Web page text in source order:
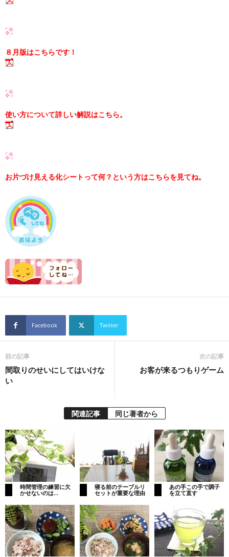
８月版はこちらです！
使い方について詳しい解説はこちら。
お片づけ見える化シートって何？という方はこちらを見てね。
Facebook Twitter
前の記事
間取りのせいにしてはいけな
い
次の記事
お客が来るつもりゲーム
関連記事 同じ著者から
時間管理の練習に欠
かせないのは…
寝る前のテーブルリ
セットが重要な理由
あの手この手で調子
を立て直す